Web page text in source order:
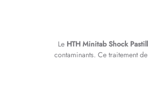
Le HTH Minitab Shock
contaminants. Ce traitement